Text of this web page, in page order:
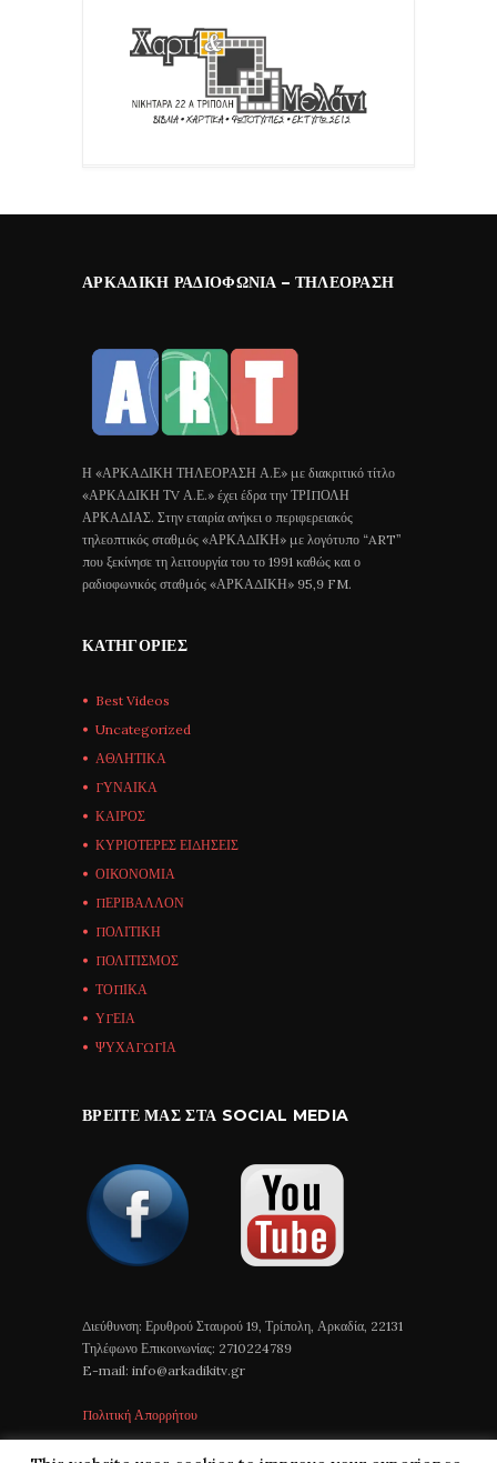
ΑΡΚΑΔΙΚΉ ΡΑΔΙΟΦΩΝΊΑ – ΤΗΛΕΌΡΑΣΗ
Η «ΑΡΚΑΔΙΚΗ ΤΗΛΕΟΡΑΣΗ Α.Ε» με διακριτικό τίτλο
«ΑΡΚΑΔΙΚΗ ΤV Α.Ε.» έχει έδρα την ΤΡΙΠΟΛΗ
ΑΡΚΑΔΙΑΣ. Στην εταιρία ανήκει ο περιφερειακός
τηλεοπτικός σταθμός «ΑΡΚΑΔΙΚΗ» με λογότυπο “ART”
που ξεκίνησε τη λειτουργία του το 1991 καθώς και ο
ραδιοφωνικός σταθμός «ΑΡΚΑΔΙΚΗ» 95,9 FM.
ΚΑΤΗΓΟΡΊΕΣ
Best Videos
Uncategorized
ΑΘΛΗΤΙΚΑ
ΓΥΝΑΙΚΑ
ΚΑΙΡΟΣ
ΚΥΡΙΟΤΕΡΕΣ ΕΙΔΗΣΕΙΣ
ΟΙΚΟΝΟΜΙΑ
ΠΕΡΙΒΑΛΛΟΝ
ΠΟΛΙΤΙΚΗ
ΠΟΛΙΤΙΣΜΟΣ
ΤΟΠΙΚΑ
ΥΓΕΙΑ
ΨΥΧΑΓΩΓΙΑ
ΒΡΕΊΤΕ ΜΑΣ ΣΤΑ SOCIAL MEDIA
Διεύθυνση: Ερυθρού Σταυρού 19, Τρίπολη, Αρκαδία, 22131
Τηλέφωνο Επικοινωνίας: 2710224789
E-mail: info@arkadikitv.gr
Πολιτική Απορρήτου